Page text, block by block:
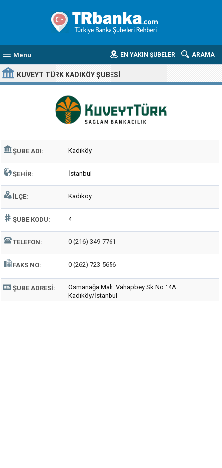
Menu ARAMA
EN YAKIN ŞUBELER
KUVEYT TÜRK KADIKÖY ŞUBESI
ŞUBE ADI: Kadıköy
ŞEHIR: İstanbul
İLÇE: Kadıköy
ŞUBE KODU: 4
TELEFON: 0 (216) 349-7761
FAKS NO: 0 (262) 723-5656
ŞUBE ADRESI:
Osmanağa Mah. Vahapbey Sk No:14A
Kadıköy/İstanbul